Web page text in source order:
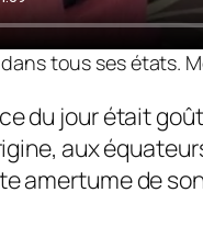
tous ses états.
du jour était
aux
amertume de